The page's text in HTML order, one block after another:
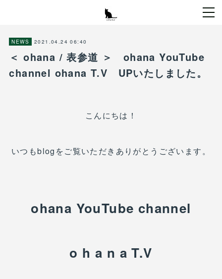
NEWS 2021.04.24 06:40
＜ ohana / 表参道 ＞ ohana YouTube
channel ohana T.V UPいたしました。
こんにちは！
いつもblogをご覧いただきありがとうございます。
ohana YouTube channel
o h a n a T.V